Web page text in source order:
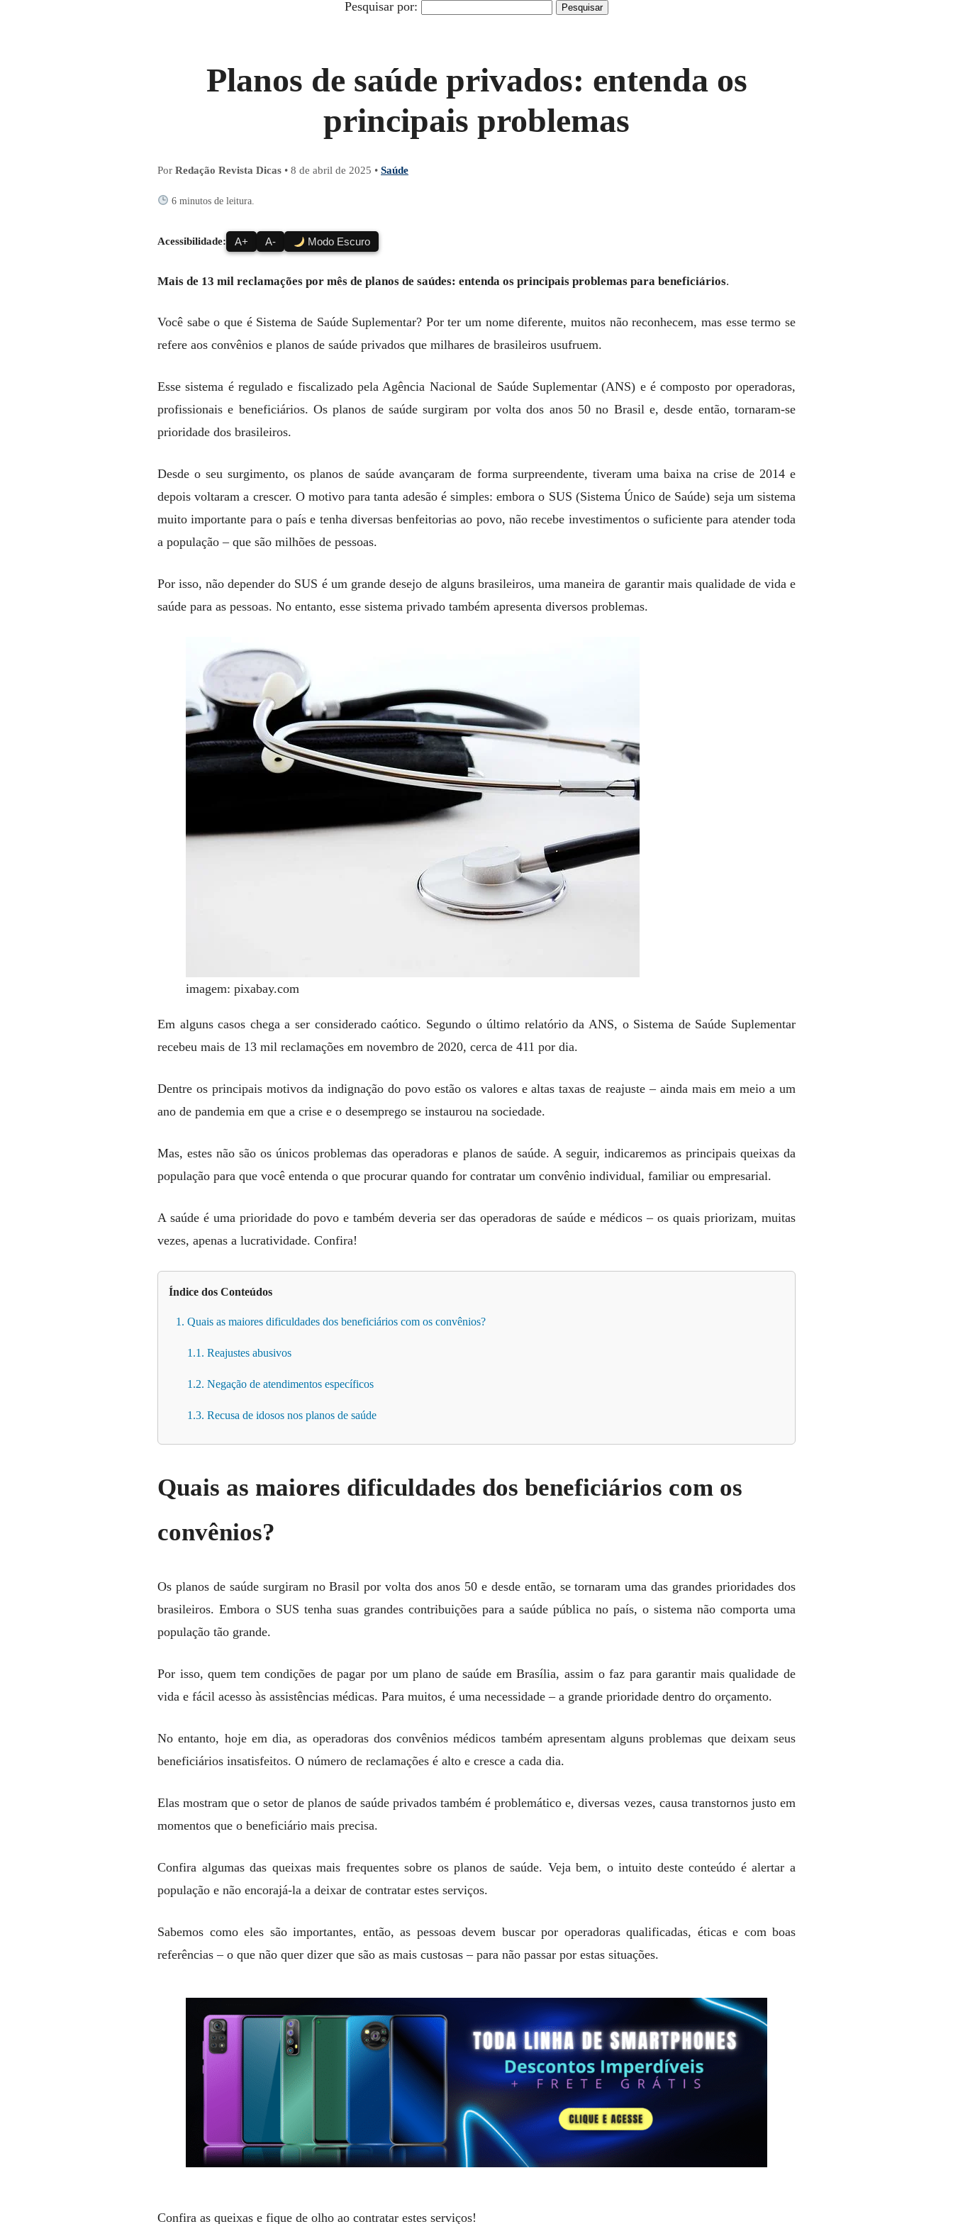
Pesquisar por:
Planos de saúde privados: entenda os
principais problemas
Por Redação Revista Dicas • 8 de abril de 2025 • Saúde
6 minutos de leitura.
Acessibilidade: A+ A- Modo Escuro
Mais de 13 mil reclamações por mês de planos de saúdes: entenda os principais problemas para beneficiários.
Você sabe o que é Sistema de Saúde Suplementar? Por ter um nome diferente, muitos não reconhecem, mas esse termo se
refere aos convênios e planos de saúde privados que milhares de brasileiros usufruem.
Esse sistema é regulado e fiscalizado pela Agência Nacional de Saúde Suplementar (ANS) e é composto por operadoras,
profissionais e beneficiários. Os planos de saúde surgiram por volta dos anos 50 no Brasil e, desde então, tornaram-se
prioridade dos brasileiros.
Desde o seu surgimento, os planos de saúde avançaram de forma surpreendente, tiveram uma baixa na crise de 2014 e
depois voltaram a crescer. O motivo para tanta adesão é simples: embora o SUS (Sistema Único de Saúde) seja um sistema
muito importante para o país e tenha diversas benfeitorias ao povo, não recebe investimentos o suficiente para atender toda
a população – que são milhões de pessoas.
Por isso, não depender do SUS é um grande desejo de alguns brasileiros, uma maneira de garantir mais qualidade de vida e
saúde para as pessoas. No entanto, esse sistema privado também apresenta diversos problemas.
imagem: pixabay.com
Em alguns casos chega a ser considerado caótico. Segundo o último relatório da ANS, o Sistema de Saúde Suplementar
recebeu mais de 13 mil reclamações em novembro de 2020, cerca de 411 por dia.
Dentre os principais motivos da indignação do povo estão os valores e altas taxas de reajuste – ainda mais em meio a um
ano de pandemia em que a crise e o desemprego se instaurou na sociedade.
Mas, estes não são os únicos problemas das operadoras e planos de saúde. A seguir, indicaremos as principais queixas da
população para que você entenda o que procurar quando for contratar um convênio individual, familiar ou empresarial.
A saúde é uma prioridade do povo e também deveria ser das operadoras de saúde e médicos – os quais priorizam, muitas
vezes, apenas a lucratividade. Confira!
Índice dos Conteúdos
1. Quais as maiores dificuldades dos beneficiários com os convênios?
1.1. Reajustes abusivos
1.2. Negação de atendimentos específicos
1.3. Recusa de idosos nos planos de saúde
Quais as maiores dificuldades dos beneficiários com os
convênios?
Os planos de saúde surgiram no Brasil por volta dos anos 50 e desde então, se tornaram uma das grandes prioridades dos
brasileiros. Embora o SUS tenha suas grandes contribuições para a saúde pública no país, o sistema não comporta uma
população tão grande.
Por isso, quem tem condições de pagar por um plano de saúde em Brasília, assim o faz para garantir mais qualidade de
vida e fácil acesso às assistências médicas. Para muitos, é uma necessidade – a grande prioridade dentro do orçamento.
No entanto, hoje em dia, as operadoras dos convênios médicos também apresentam alguns problemas que deixam seus
beneficiários insatisfeitos. O número de reclamações é alto e cresce a cada dia.
Elas mostram que o setor de planos de saúde privados também é problemático e, diversas vezes, causa transtornos justo em
momentos que o beneficiário mais precisa.
Confira algumas das queixas mais frequentes sobre os planos de saúde. Veja bem, o intuito deste conteúdo é alertar a
população e não encorajá-la a deixar de contratar estes serviços.
Sabemos como eles são importantes, então, as pessoas devem buscar por operadoras qualificadas, éticas e com boas
referências – o que não quer dizer que são as mais custosas – para não passar por estas situações.
Confira as queixas e fique de olho ao contratar estes serviços!